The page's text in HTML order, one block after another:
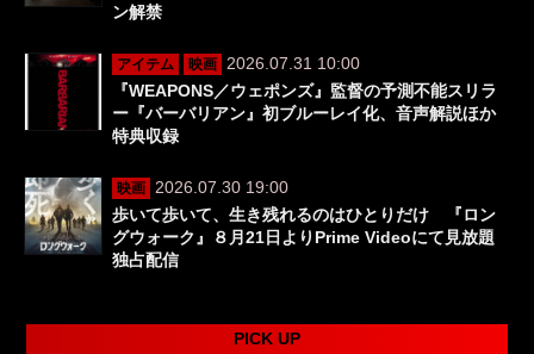
ン解禁
アイテム 映画
2026.07.31 10:00
『WEAPONS／ウェポンズ』監督の予測不能スリラ
ー『バーバリアン』初ブルーレイ化、音声解説ほか
特典収録
映画
2026.07.30 19:00
歩いて歩いて、生き残れるのはひとりだけ 『ロン
グウォーク』８月21日よりPrime Videoにて見放題
独占配信
PICK UP